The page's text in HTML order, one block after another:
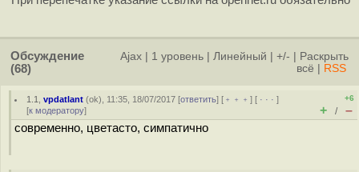
Обсуждение
(68)
Ajax 1 уровень Линейный +/-
Раскрыть
всё
RSS
1.1 ,vpdatlant (ok), 11:35, 18/07/2017 [ответить] [ ﹢﹢﹢] [ · · ·]
[к модератору]
+6
+ / –
современно, цветасто, симпатично